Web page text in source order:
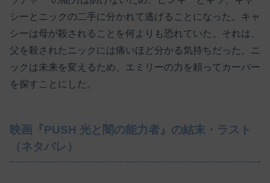
シーとニックの二手に分かれて逃げることになった。キャ
シーは母が殺されることを何よりも恐れていた。それは、
父を殺されたニックには痛いほど分かる気持ちだった。ニ
ックは未来を変えるため、エミリーの力を頼ってカーバー
を探すことにした。
映画『PUSH 光と闇の能力者』の結末・ラスト
（ネタバレ）